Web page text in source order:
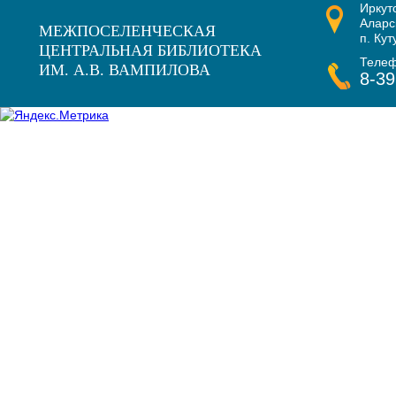
МЕЖПОСЕЛЕНЧЕСКАЯ
ЦЕНТРАЛЬНАЯ БИБЛИОТЕКА
ИМ. А.В. ВАМПИЛОВА
п.
8-